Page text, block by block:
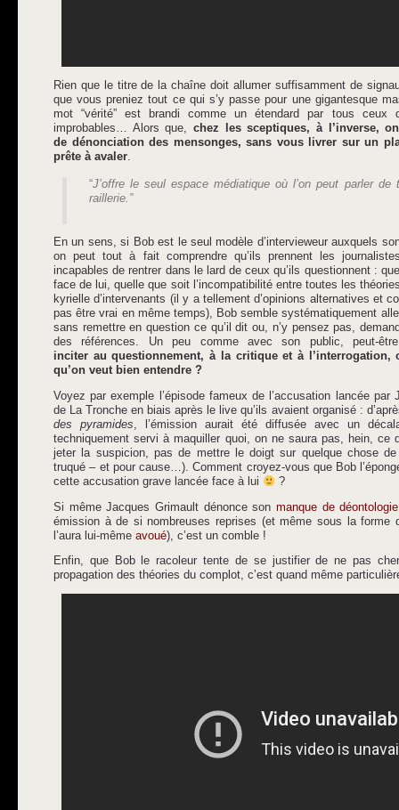
Rien que le titre de la chaîne doit allumer suffisamment de
que vous preniez tout ce qui s’y passe pour une gigantesque
mot “vérité” est brandi comme un étendard par tous
improbables… Alors que, chez les sceptiques, à l’inverse,
de dénonciation des mensonges, sans vous livrer sur un
prête à avaler
“J’offre le seul espace médiatique où l’on peut parler
raillerie.”
En un sens, si Bob est le seul modèle d’intervieweur auxquels
on peut tout à fait comprendre qu’ils prennent les
incapables de rentrer dans le lard de ceux qu’ils questionnent :
face de lui, quelle que soit l’incompatibilité entre toutes les
kyrielle d’intervenants (il y a tellement d’opinions alternatives et
pas être vrai en même temps), Bob semble systématiquement
sans remettre en question ce qu’il dit ou, n’y pensez pas,
des références. Un peu comme avec son public, peut-
inciter au questionnement, à la critique et à l’interrogation,
qu’on veut bien entendre ?
Voyez par exemple l’épisode fameux de l’accusation lancée par
de La Tronche en biais après le live qu’ils avaient organisé :
des pyramides, l’émission aurait été diffusée avec un
techniquement servi à maquiller quoi, on ne saura pas, hein, ce
jeter la suspicion, pas de mettre le doigt sur quelque chose
truqué – et pour cause…). Comment croyez-vous que Bob
cette accusation grave lancée face à lui
?
Si même Jacques Grimault dénonce son manque de déontologie
émission à de si nombreuses reprises (et même sous la forme
l’aura lui-même avoué), c’est un comble !
Enfin, que Bob le racoleur tente de se justifier de ne pas
propagation des théories du complot, c’est quand même